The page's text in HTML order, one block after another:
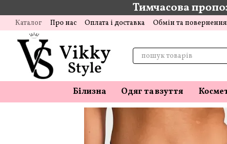
Тимчасова
Каталог Про нас Оплата і доставка
Обмін та повернення
Відгуки про магазин
Блог
Білизна Одяг та взуття